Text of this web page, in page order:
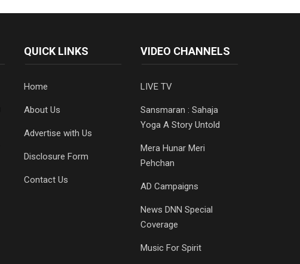
QUICK LINKS
Home
About Us
Advertise with Us
Disclosure Form
Contact Us
VIDEO CHANNELS
LIVE TV
Sansmaran : Sahaja
Yoga A Story Untold
Mera Hunar Meri
Pehchan
AD Campaigns
News DNN Special
Coverage
Music For Spirit